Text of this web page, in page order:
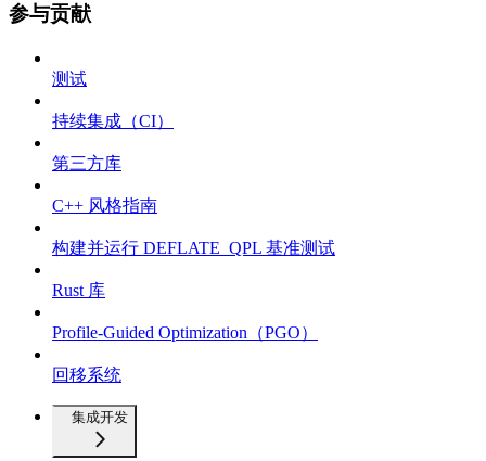
参与贡献
测试
持续集成（CI）
第三方库
C++ 风格指南
构建并运行 DEFLATE_QPL 基准测试
Rust 库
Profile-Guided Optimization（PGO）
回移系统
集成开发